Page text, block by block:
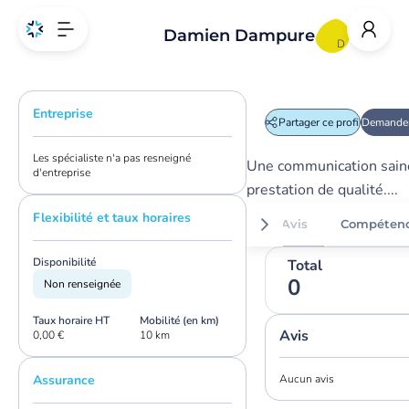
Entreprise
Les spécialiste n'a pas resneigné
d'entreprise
Flexibilité et taux horaires
Disponibilité
Non renseignée
Taux horaire HT
0,00 €
Mobilité (en km)
10 km
Assurance
D
Damien Dampure
Partager ce profil
Une communication
prestation de qualité....
Avis
Total
0
Avis
Aucun avis